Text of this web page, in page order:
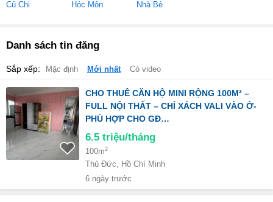
Củ Chi
Hóc Môn Nhà Bè
Danh sách tin đăng
Sắp xếp: Mặc định Mới nhất Có video
CHO THUÊ CĂN HỘ MINI RỘNG 100M² –
FULL NỘI THẤT – CHỈ XÁCH VALI VÀO Ở-
PHÙ HỢP CHO GĐ…
6.5 triệu/tháng
100m2
Thủ Đức, Hồ Chí Minh
6 ngày trước